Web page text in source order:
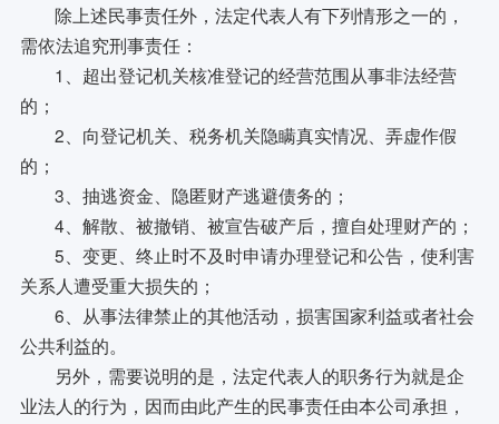
除上述民事责任外，法定代表人有下列情形之一的，
需依法追究刑事责任：
1、超出登记机关核准登记的经营范围从事非法经营
的；
2、向登记机关、税务机关隐瞒真实情况、弄虚作假
的；
3、抽逃资金、隐匿财产逃避债务的；
4、解散、被撤销、被宣告破产后，擅自处理财产的；
5、变更、终止时不及时申请办理登记和公告，使利害
关系人遭受重大损失的；
6、从事法律禁止的其他活动，损害国家利益或者社会
公共利益的。
另外，需要说明的是，法定代表人的职务行为就是企
业法人的行为，因而由此产生的民事责任由本公司承担，